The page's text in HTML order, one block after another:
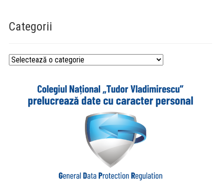
Categorii
Categorii